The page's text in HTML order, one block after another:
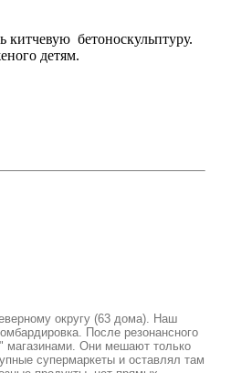
бетоноскульптуру.
детям.
округу (63 дома). Наш
После резонансного
магазинами. Они мешают только
супермаркеты и оставлял там